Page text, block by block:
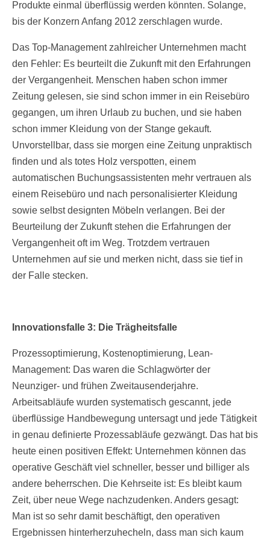
Produkte einmal überflüssig werden könnten. Solange,
bis der Konzern Anfang 2012 zerschlagen wurde.
Das Top-Management zahlreicher Unternehmen macht
den Fehler: Es beurteilt die Zukunft mit den Erfahrungen
der Vergangenheit. Menschen haben schon immer
Zeitung gelesen, sie sind schon immer in ein Reisebüro
gegangen, um ihren Urlaub zu buchen, und sie haben
schon immer Kleidung von der Stange gekauft.
Unvorstellbar, dass sie morgen eine Zeitung unpraktisch
finden und als totes Holz verspotten, einem
automatischen Buchungsassistenten mehr vertrauen als
einem Reisebüro und nach personalisierter Kleidung
sowie selbst designten Möbeln verlangen. Bei der
Beurteilung der Zukunft stehen die Erfahrungen der
Vergangenheit oft im Weg. Trotzdem vertrauen
Unternehmen auf sie und merken nicht, dass sie tief in
der Falle stecken.
Innovationsfalle 3: Die Trägheitsfalle
Prozessoptimierung, Kostenoptimierung, Lean-
Management: Das waren die Schlagwörter der
Neunziger- und frühen Zweitausenderjahre.
Arbeitsabläufe wurden systematisch gescannt, jede
überflüssige Handbewegung untersagt und jede Tätigkeit
in genau definierte Prozessabläufe gezwängt. Das hat bis
heute einen positiven Effekt: Unternehmen können das
operative Geschäft viel schneller, besser und billiger als
andere beherrschen. Die Kehrseite ist: Es bleibt kaum
Zeit, über neue Wege nachzudenken. Anders gesagt:
Man ist so sehr damit beschäftigt, den operativen
Ergebnissen hinterherzuhecheln, dass man sich kaum